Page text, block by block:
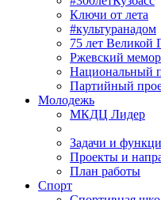
Ключи от лета
#культуранадом
75 лет Великой
Ржевский
Национальный
Партийный
Молодежь
МКДЦ Лидер
Задачи и
Проекты и
План работы
Спорт